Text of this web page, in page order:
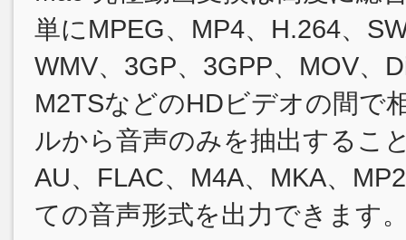
単にMPEG、MP4、H.264、
WMV、3GP、3GPP、MOV、
M2TSなどのHDビデオの間で
ルから音声のみを抽出するこ
AU、FLAC、M4A、MKA、
ての音声形式を出力できます